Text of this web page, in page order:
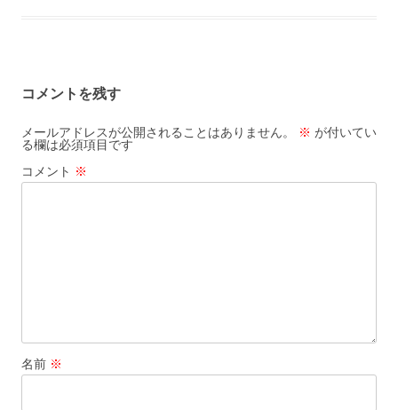
コメントを残す
メールアドレスが公開されることはありません。 ※ が付いてい
る欄は必須項目です
コメント ※
名前 ※